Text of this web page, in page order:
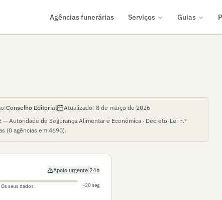
Agências funerárias Serviços Guias
Conselho Editorial Atualizado: 8 de março de 2026
— Autoridade de Segurança Alimentar e Económica · Decreto-Lei n.º
(0 agências em 4690).
Apoio urgente 24h
Os seus dados ~30 seg